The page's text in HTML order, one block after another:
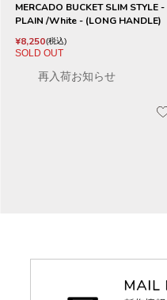
MERCADO BUCKET SLIM STYLE -
PLAIN /White - (LONG HANDLE)
¥8,250 税込
SOLD OUT
再入荷お知らせ